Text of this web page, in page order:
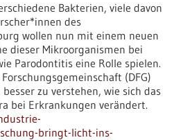
Bakterien, viele davon
des
wollen nun mit einem neuen
dieser Mikroorganismen bei
Parodontitis eine Rolle spielen.
(DFG)
zu verstehen, wie sich das
bei Erkrankungen verändert.
bringt-licht-ins-